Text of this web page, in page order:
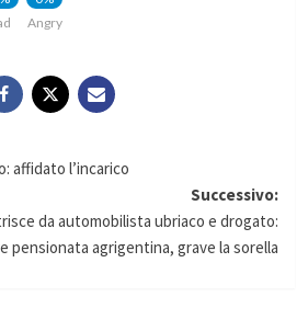
Angry
affidato l’incarico
Successivo:
da automobilista ubriaco e drogato:
pensionata agrigentina, grave la sorella